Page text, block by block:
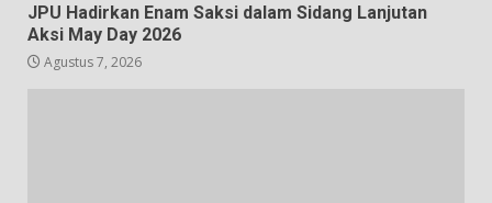
JPU Hadirkan Enam Saksi dalam Sidang Lanjutan
Aksi May Day 2026
Agustus 7, 2026